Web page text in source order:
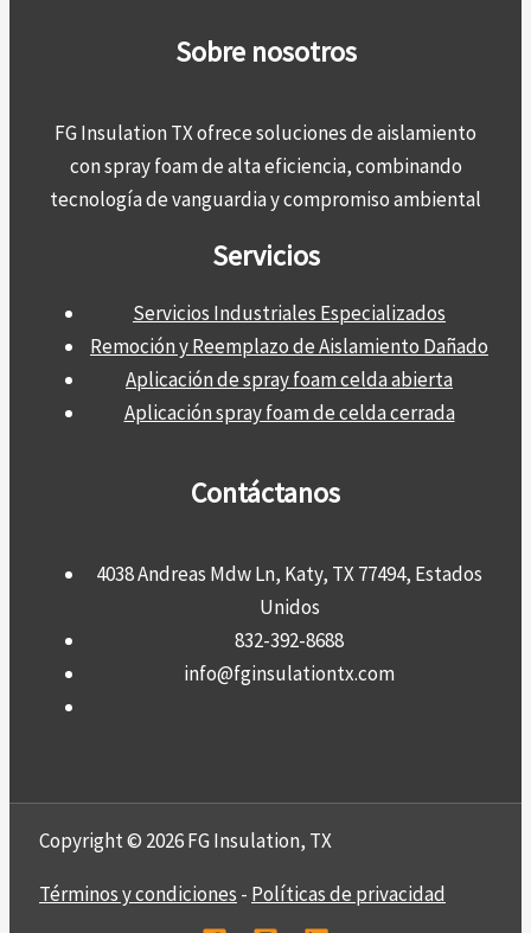
Sobre nosotros
FG Insulation TX ofrece soluciones de aislamiento
con spray foam de alta eficiencia, combinando
tecnología de vanguardia y compromiso ambiental
Servicios
Servicios Industriales Especializados
Remoción y Reemplazo de Aislamiento Dañado
Aplicación de spray foam celda abierta
Aplicación spray foam de celda cerrada
Contáctanos
4038 Andreas Mdw Ln, Katy, TX 77494, Estados
Unidos
832-392-8688
info@fginsulationtx.com
Copyright © 2026 FG Insulation, TX
Términos y condiciones - Políticas de privacidad